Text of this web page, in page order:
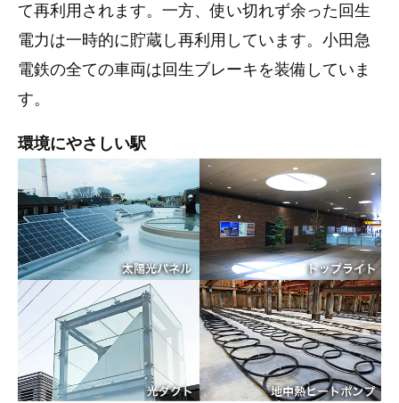
て再利用されます。一方、使い切れず余った回生
電力は一時的に貯蔵し再利用しています。小田急
電鉄の全ての車両は回生ブレーキを装備していま
す。
環境にやさしい駅